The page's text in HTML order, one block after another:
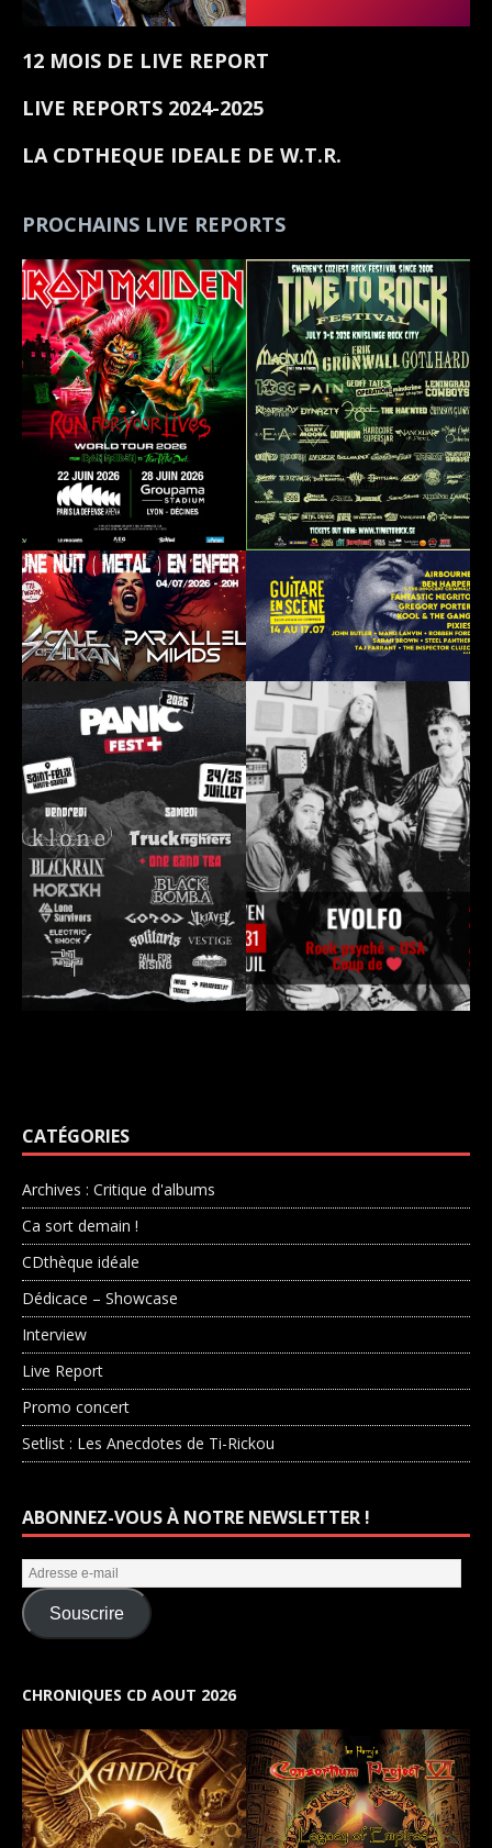
12 MOIS DE LIVE REPORT
LIVE REPORTS 2024-2025
LA CDTHEQUE IDEALE DE W.T.R.
PROCHAINS LIVE REPORTS
CATÉGORIES
Archives : Critique d'albums
Ca sort demain !
CDthèque idéale
Dédicace – Showcase
Interview
Live Report
Promo concert
Setlist : Les Anecdotes de Ti-Rickou
ABONNEZ-VOUS À NOTRE NEWSLETTER !
Souscrire
CHRONIQUES CD AOUT 2026